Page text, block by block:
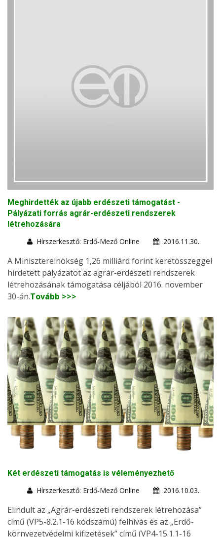
Meghirdették az újabb erdészeti támogatást -
Pályázati forrás agrár-erdészeti rendszerek
létrehozására
Hírszerkesztő: Erdő-Mező Online
2016.11.30.
A Miniszterelnökség 1,26 milliárd forint keretösszeggel
hirdetett pályázatot az agrár-erdészeti rendszerek
létrehozásának támogatása céljából 2016. november
30-án.Tovább >>>
Két erdészeti támogatás is véleményezhető
Hírszerkesztő: Erdő-Mező Online
2016.10.03.
Elindult az „Agrár-erdészeti rendszerek létrehozása”
című (VP5-8.2.1-16 kódszámú) felhívás és az „Erdő-
környezetvédelmi kifizetések” című (VP4-15.1.1-16